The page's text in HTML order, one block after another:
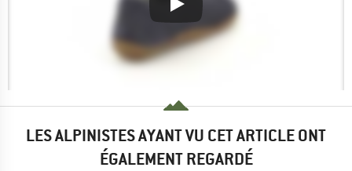
LES ALPINISTES AYANT VU CET ARTICLE ONT
ÉGALEMENT REGARDÉ